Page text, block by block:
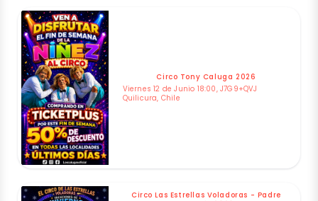
Circo Tony Caluga 2026
Viernes 12 de Junio 18:00, J7G9+QVJ
Quilicura, Chile
Circo Las Estrellas Voladoras - Padre